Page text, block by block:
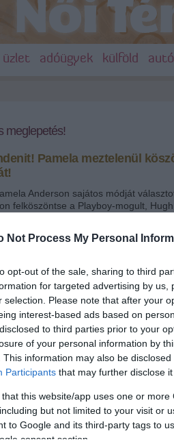
Not Process My Personal
opt-out of the sale, sharing to third
for targeted advertising by
selection. Please note that after your
interest-based ads based on
to third parties prior to your
of your personal information by
This information may also be
Participants that may further disclose
that this website/app uses one or
but not limited to your visit or
to Google and its third-party tags to
consent section.
üzlet adóügyek külföld autó
meglepetés!
Pamela meztelenül
Anderson sajátos módját
felköszöntse a Playboy-mogult, Hugh
köszöntötte Hugh Hefner-t!
+ -
teljesen meztelenül állt a nyuszis
semmiben, tortával köszöntötte
a jelenlevők legnagyobb
felvétel csak most került elő: be is
USA-ban...
egykori népszerű modellje